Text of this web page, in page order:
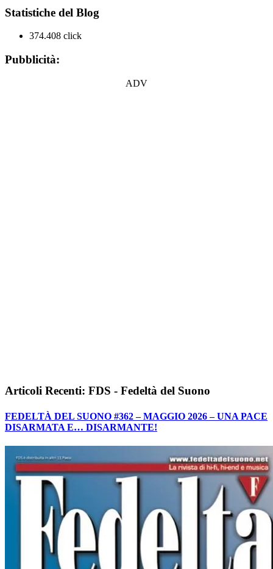
Statistiche del Blog
374.408 click
Pubblicità:
ADV
Articoli Recenti: FDS - Fedeltà del Suono
FEDELTÀ DEL SUONO #362 – MAGGIO 2026 – UNA PACE
DISARMATA E… DISARMANTE!